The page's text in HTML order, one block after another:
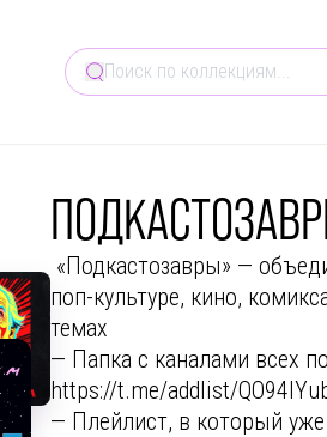
«Подкастозавры» —
поп-культуре, кино,
темах
— Папка с каналами всех
https://t.me/addlist/
— Плейлист, в который